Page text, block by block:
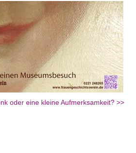
oder eine kleine Aufmerksamkeit? >>